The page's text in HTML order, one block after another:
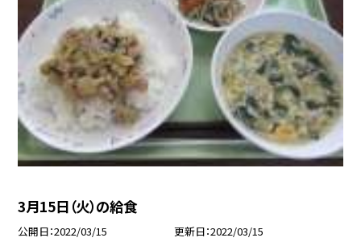
3月15日（火）の給食
公開日 2022/03/15 更新日 2022/03/15